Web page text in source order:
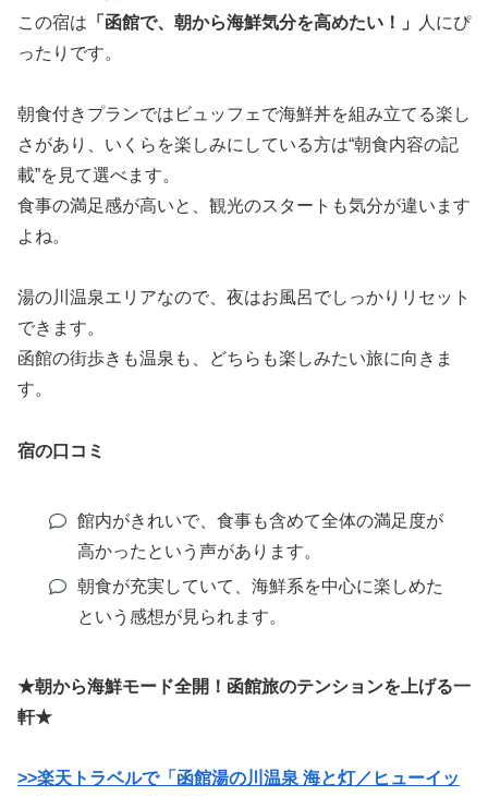
この宿は 「函館で、朝から海鮮気分を高めたい！」
人にぴ
ったりです。
朝食付きプランではビュッフェで海鮮丼を組み立てる楽し
さがあり、いくらを楽しみにしている方は“朝食内容の記
載”を見て選べます。
食事の満足感が高いと、観光のスタートも気分が違います
よね。
湯の川温泉エリアなので、夜はお風呂でしっかりリセット
できます。
函館の街歩きも温泉も、どちらも楽しみたい旅に向きま
す。
宿の口コミ
館内がきれいで、食事も含めて全体の満足度が
高かったという声があります。
朝食が充実していて、海鮮系を中心に楽しめた
という感想が見られます。
★朝から海鮮モード全開！函館旅のテンションを上げる一
軒★
>>楽天トラベルで「函館湯の川温泉 海と灯／ヒューイッ